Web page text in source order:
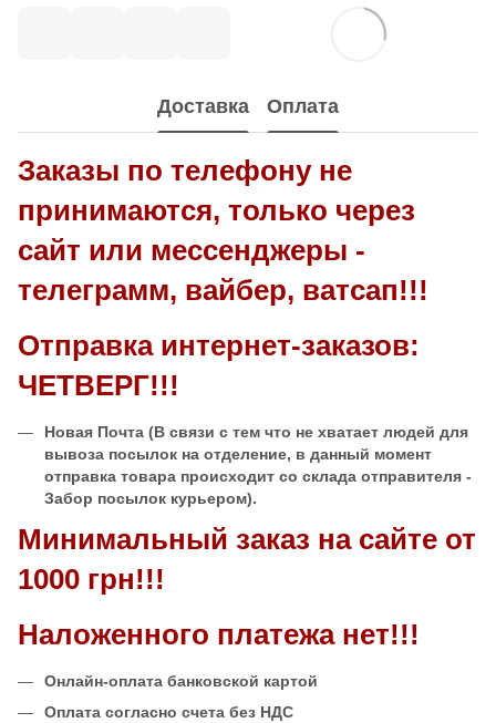
Доставка Оплата
Заказы по телефону не
принимаются, только через
сайт или мессенджеры -
телеграмм, вайбер, ватсап!!!
Отправка интернет-заказов:
ЧЕТВЕРГ!!!
Новая Почта (В связи с тем что не хватает людей для
вывоза посылок на отделение, в данный момент
отправка товара происходит со склада отправителя -
Забор посылок курьером).
Минимальный заказ на сайте от
1000 грн!!!
Наложенного платежа нет!!!
Онлайн-оплата банковской картой
Оплата согласно счета без НДС